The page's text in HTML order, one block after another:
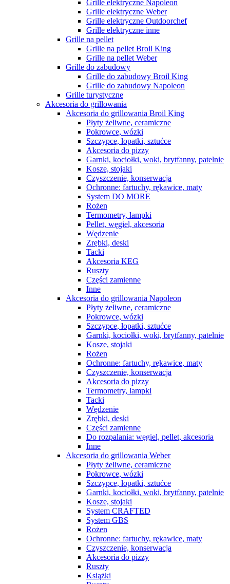
Grille elektryczne Napoleon
Grille elektryczne Weber
Grille elektryczne Outdoorchef
Grille elektryczne inne
Grille na pellet
Grille na pellet Broil King
Grille na pellet Weber
Grille do zabudowy
Grille do zabudowy Broil King
Grille do zabudowy Napoleon
Grille turystyczne
Akcesoria do grillowania
Akcesoria do grillowania Broil King
Płyty żeliwne, ceramiczne
Pokrowce, wózki
Szczypce, łopatki, sztućce
Akcesoria do pizzy
Garnki, kociołki, woki, brytfanny, patelnie
Kosze, stojaki
Czyszczenie, konserwacja
Ochronne: fartuchy, rękawice, maty
System DO MORE
Rożen
Termometry, lampki
Pellet, węgiel, akcesoria
Wędzenie
Zrębki, deski
Tacki
Akcesoria KEG
Ruszty
Części zamienne
Inne
Akcesoria do grillowania Napoleon
Płyty żeliwne, ceramiczne
Pokrowce, wózki
Szczypce, łopatki, sztućce
Garnki, kociołki, woki, brytfanny, patelnie
Kosze, stojaki
Rożen
Ochronne: fartuchy, rękawice, maty
Czyszczenie, konserwacja
Akcesoria do pizzy
Termometry, lampki
Tacki
Wędzenie
Zrębki, deski
Części zamienne
Do rozpalania: węgiel, pellet, akcesoria
Inne
Akcesoria do grillowania Weber
Płyty żeliwne, ceramiczne
Pokrowce, wózki
Szczypce, łopatki, sztućce
Garnki, kociołki, woki, brytfanny, patelnie
Kosze, stojaki
System CRAFTED
System GBS
Rożen
Ochronne: fartuchy, rękawice, maty
Czyszczenie, konserwacja
Akcesoria do pizzy
Ruszty
Książki